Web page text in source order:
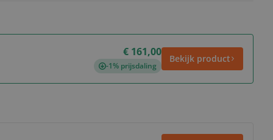
€ 161,00
-1% prijsdaling
Bekijk product